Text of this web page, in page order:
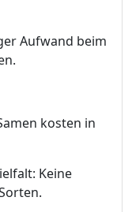
Aufwand beim
kosten in
Keine